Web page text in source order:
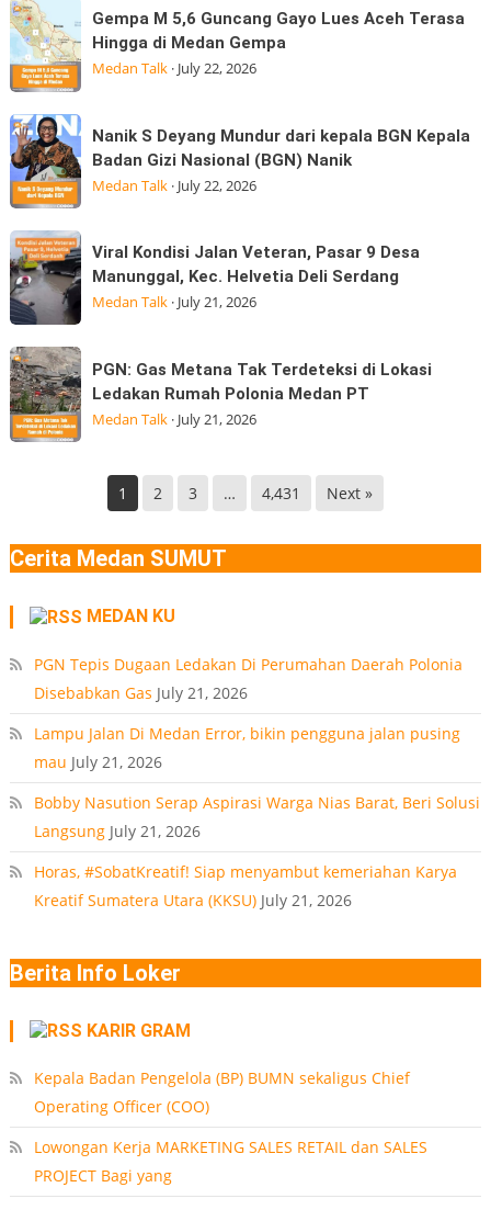
Korban
Banjir
Kepedulian
Sumatera
Utara
Laksanakan
Kepemimpinan
Strategis
di
Gempa
M
5,6
Guncang
Gayo
Lues
Aceh
Terasa
di
Medan
Gempa
Gempa M 5,6 Guncang Gayo Lues Aceh Terasa
Hingga di Medan Gempa
Medan Talk· July 22, 2026
Nanik
S
Deyang
Mundur
dari
kepala
BGN
Kepala
Gizi
Nasional
(BGN) Nanik
Nanik S Deyang Mundur dari kepala BGN Kepala
Badan Gizi Nasional (BGN) Nanik
Medan Talk· July 22, 2026
Viral
Kondisi
Jalan
Veteran,
Pasar
9
Desa
Manunggal,
Viral Kondisi Jalan Veteran, Pasar 9 Desa
Manunggal, Kec. Helvetia Deli Serdang
Medan Talk· July 21, 2026
PGN:
Gas
Metana
Tak
Ledakan
Rumah
Medan
PGN: Gas Metana Tak Terdeteksi di Lokasi
Ledakan Rumah Polonia Medan PT
Medan Talk· July 21, 2026
1 2 3 … 4,431 Next »
Cerita Medan SUMUT
MEDAN KU
PGN Tepis Dugaan Ledakan Di Perumahan Daerah Polonia
Disebabkan Gas July 21, 2026
Lampu Jalan Di Medan Error, bikin pengguna jalan pusing
mau July 21, 2026
Bobby Nasution Serap Aspirasi Warga Nias Barat, Beri Solusi
Langsung July 21, 2026
Horas, #SobatKreatif! Siap menyambut kemeriahan Karya
Kreatif Sumatera Utara (KKSU) July 21, 2026
Berita Info Loker
KARIR GRAM
Kepala Badan Pengelola (BP) BUMN sekaligus Chief
Operating Officer (COO)
Lowongan Kerja MARKETING SALES RETAIL dan SALES
PROJECT Bagi yang